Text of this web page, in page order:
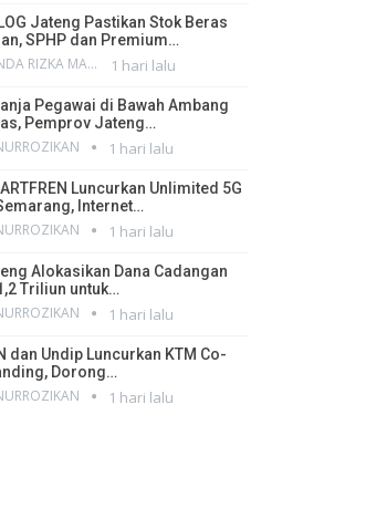
Jateng Pastikan Stok Beras
SPHP dan Premium…
NANDA RIZKA MAHENDRA 1 hari lalu
Pegawai di Bawah Ambang
Pemprov Jateng…
1 hari lalu
Luncurkan Unlimited 5G
Internet…
1 hari lalu
Alokasikan Dana Cadangan
Triliun untuk…
1 hari lalu
dan Undip Luncurkan KTM Co-
Dorong…
1 hari lalu